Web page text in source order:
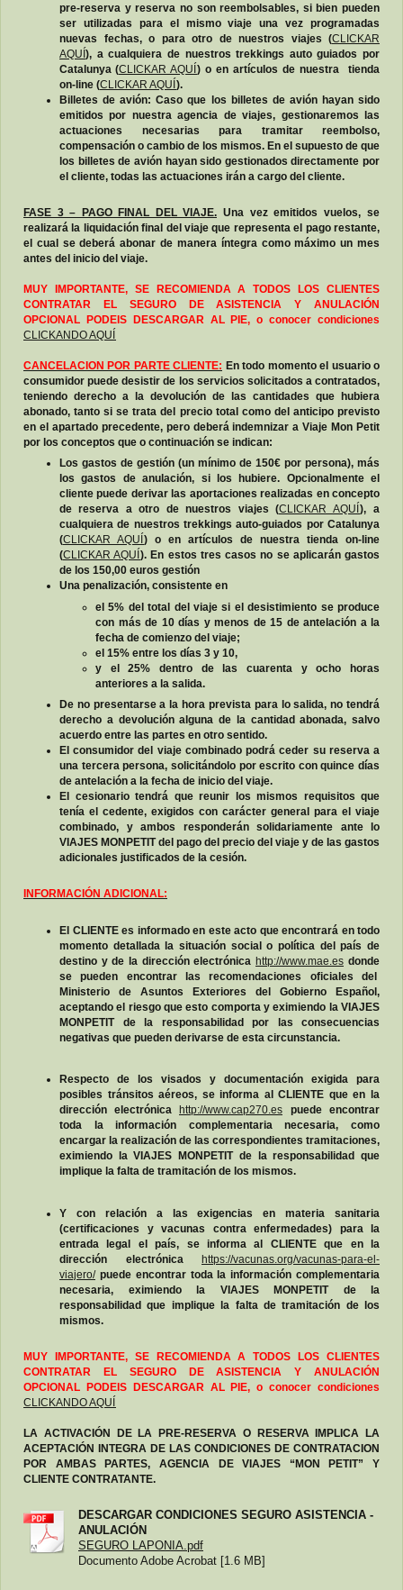
pre-reserva y reserva no son reembolsables, si bien pueden
ser utilizadas para el mismo viaje una vez programadas
nuevas fechas, o para otro de nuestros viajes (CLICKAR
AQUÍ), a cualquiera de nuestros trekkings auto guiados por
Catalunya (CLICKAR AQUÍ) o en artículos de nuestra tienda
on-line (CLICKAR AQUÍ).
Billetes de avión: Caso que los billetes de avión hayan sido
emitidos por nuestra agencia de viajes, gestionaremos las
actuaciones necesarias para tramitar reembolso,
compensación o cambio de los mismos. En el supuesto de que
los billetes de avión hayan sido gestionados directamente por
el cliente, todas las actuaciones irán a cargo del cliente.
FASE 3 – PAGO FINAL DEL VIAJE. Una vez emitidos vuelos, se
realizará la liquidación final del viaje que representa el pago restante,
el cual se deberá abonar de manera íntegra como máximo un mes
antes del inicio del viaje.
MUY IMPORTANTE, SE RECOMIENDA A TODOS LOS CLIENTES
CONTRATAR EL SEGURO DE ASISTENCIA Y ANULACIÓN
OPCIONAL PODEIS DESCARGAR AL PIE, o conocer condiciones
CLICKANDO AQUÍ
CANCELACION POR PARTE CLIENTE: En todo momento el usuario o
consumidor puede desistir de los servicios solicitados a contratados,
teniendo derecho a la devolución de las cantidades que hubiera
abonado, tanto si se trata del precio total como del anticipo previsto
en el apartado precedente, pero deberá indemnizar a Viaje Mon Petit
por los conceptos que o continuación se indican:
Los gastos de gestión (un mínimo de 150€ por persona), más
los gastos de anulación, si los hubiere. Opcionalmente el
cliente puede derivar las aportaciones realizadas en concepto
de reserva a otro de nuestros viajes (CLICKAR AQUÍ ), a
cualquiera de nuestros trekkings auto-guiados por Catalunya
(CLICKAR AQUÍ ) o en artículos de nuestra tienda on-line
(CLICKAR AQUÍ ). En estos tres casos no se aplicarán gastos
de los 150,00 euros gestión
Una penalización, consistente en
el 5% del total del viaje si el desistimiento se produce
con más de 10 días y menos de 15 de antelación a la
fecha de comienzo del viaje;
el 15% entre los días 3 y 10,
y el 25% dentro de las cuarenta y ocho horas
anteriores a la salida.
De no presentarse a la hora prevista para lo salida, no tendrá
derecho a devolución alguna de la cantidad abonada, salvo
acuerdo entre las partes en otro sentido.
El consumidor del viaje combinado podrá ceder su reserva a
una tercera persona, solicitándolo por escrito con quince días
de antelación a la fecha de inicio del viaje.
El cesionario tendrá que reunir los mismos requisitos que
tenía el cedente, exigidos con carácter general para el viaje
combinado, y ambos responderán solidariamente ante lo
VIAJES MONPETIT del pago del precio del viaje y de las gastos
adicionales justificados de la cesión.
INFORMACIÓN ADICIONAL:
El CLIENTE es informado en este acto que encontrará en todo
momento detallada la situación social o política del país de
destino y de la dirección electrónica http://www.mae.es donde
se pueden encontrar las recomendaciones oficiales del
Ministerio de Asuntos Exteriores del Gobierno Español,
aceptando el riesgo que esto comporta y eximiendo la VIAJES
MONPETIT de la responsabilidad por las consecuencias
negativas que pueden derivarse de esta circunstancia.
Respecto de los visados y documentación exigida para
posibles tránsitos aéreos, se informa al CLIENTE que en la
dirección electrónica
http://www.cap270.es puede encontrar
toda la información complementaria necesaria, como
encargar la realización de las correspondientes tramitaciones,
eximiendo la VIAJES MONPETIT de la responsabilidad que
implique la falta de tramitación de los mismos.
Y con relación a las exigencias en materia sanitaria
(certificaciones y vacunas contra enfermedades) para la
entrada legal el país, se informa al CLIENTE que en la
dirección electrónica https://vacunas.org/vacunas-para-el-
viajero/puede encontrar toda la información complementaria
necesaria, eximiendo la VIAJES MONPETIT de la
responsabilidad que implique la falta de tramitación de los
mismos.
MUY IMPORTANTE, SE RECOMIENDA A TODOS LOS CLIENTES
CONTRATAR EL SEGURO DE ASISTENCIA Y ANULACIÓN
OPCIONAL PODEIS DESCARGAR AL PIE, o conocer condiciones
CLICKANDO AQUÍ
LA ACTIVACIÓN DE LA PRE-RESERVA O RESERVA IMPLICA LA
ACEPTACIÓN INTEGRA DE LAS CONDICIONES DE CONTRATACION
POR AMBAS PARTES, AGENCIA DE VIAJES “MON PETIT” Y
CLIENTE CONTRATANTE.
DESCARGAR CONDICIONES SEGURO ASISTENCIA -
ANULACIÓN
SEGURO LAPONIA.pdf
Documento Adobe Acrobat [1.6 MB]